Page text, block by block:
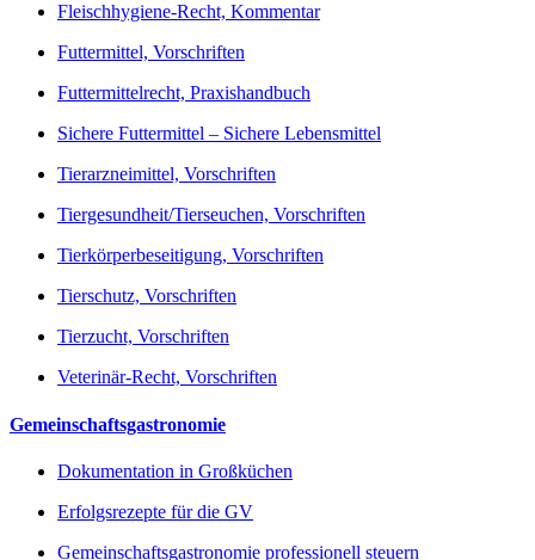
Fleischhygiene-Recht, Kommentar
Futtermittel, Vorschriften
Futtermittelrecht, Praxishandbuch
Sichere Futtermittel – Sichere Lebensmittel
Tierarzneimittel, Vorschriften
Tiergesundheit/Tierseuchen, Vorschriften
Tierkörperbeseitigung, Vorschriften
Tierschutz, Vorschriften
Tierzucht, Vorschriften
Veterinär-Recht, Vorschriften
Gemeinschaftsgastronomie
Dokumentation in Großküchen
Erfolgsrezepte für die GV
Gemeinschaftsgastronomie professionell steuern